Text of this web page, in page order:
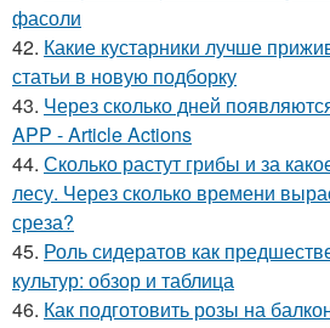
фасоли
42. Какие кустарники лучше
статьи в новую подборку
43. Через сколько дней
APP - Article Actions
44. Сколько растут грибы и за
лесу. Через сколько времени
среза?
45. Роль сидератов как
культур: обзор и таблица
46. Как подготовить розы на